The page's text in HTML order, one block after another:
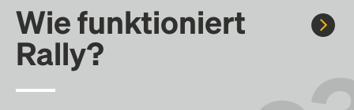
Wie funktioniert
Rally?